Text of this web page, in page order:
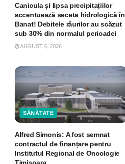
Canicula și lipsa precipitațiilor
accentuează seceta hidrologică în
Banat! Debitele râurilor au scăzut
sub 30% din normalul perioadei
AUGUST 6, 2026
SĂNĂTATE
Alfred Simonis: A fost semnat
contractul de finanțare pentru
Institutul Regional de Oncologie
Timișoara